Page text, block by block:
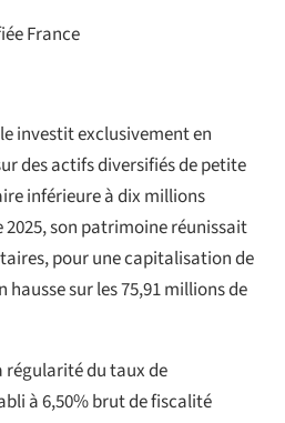
France
investit exclusivement en
des actifs diversifiés de petite
inférieure à dix millions
2025, son patrimoine réunissait
pour une capitalisation de
hausse sur les 75,91 millions de
régularité du taux de
à 6,50% brut de fiscalité